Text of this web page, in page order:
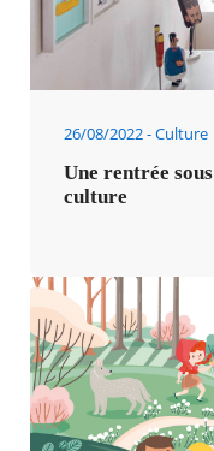
26/08/2022 Culture
Une rentrée
culture